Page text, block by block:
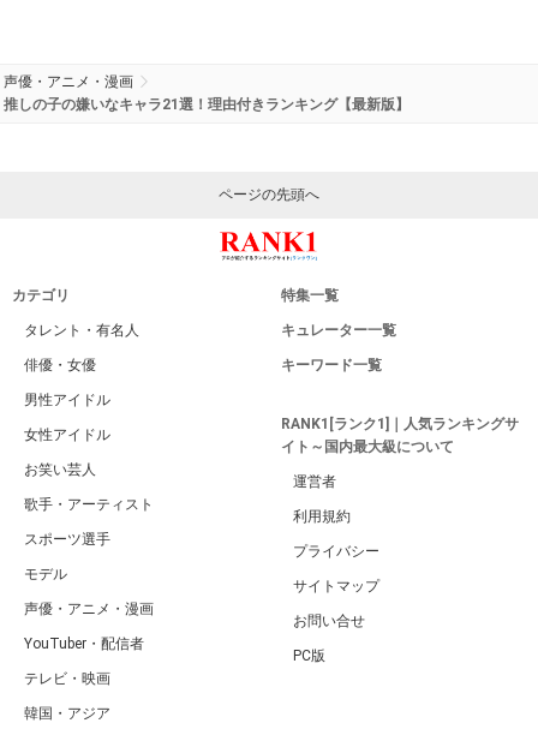
声優・アニメ・漫画
推しの子の嫌いなキャラ21選！理由付きランキング【最新版】
ページの先頭へ
カテゴリ
タレント・有名人
俳優・女優
男性アイドル
女性アイドル
お笑い芸人
歌手・アーティスト
スポーツ選手
モデル
声優・アニメ・漫画
YouTuber・配信者
テレビ・映画
韓国・アジア
特集一覧
キュレーター一覧
キーワード一覧
RANK1[ランク1]｜人気ランキングサ
イト～国内最大級について
運営者
利用規約
プライバシー
サイトマップ
お問い合せ
PC版